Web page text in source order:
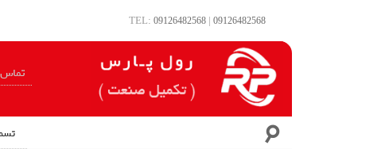
TEL: 09126482568 | 09126482568
تماس
☌